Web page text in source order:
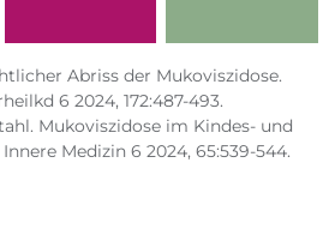
Abriss der Mukoviszidose.
6 2024, 172:487-493.
Mukoviszidose im Kindes- und
Medizin 6 2024, 65:539-544.